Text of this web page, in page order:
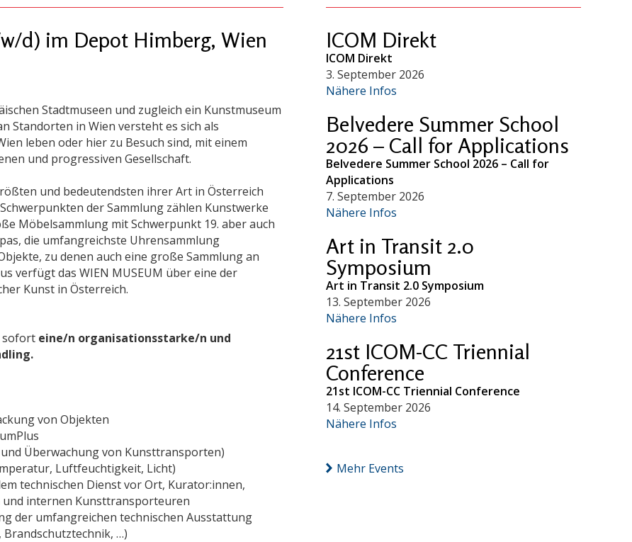
d) im Depot Himberg, Wien
Stadtmuseen und zugleich ein Kunstmuseum
Standorten in Wien versteht es sich als
leben oder hier zu Besuch sind, mit einem
und progressiven Gesellschaft.
und bedeutendsten ihrer Art in Österreich
der Sammlung zählen Kunstwerke
Möbelsammlung mit Schwerpunkt 19. aber auch
die umfangreichste Uhrensammlung
zu denen auch eine große Sammlung an
verfügt das WIEN MUSEUM über eine der
Kunst in Österreich.
sofort eine/n organisationsstarke/n und
von Objekten
Überwachung von Kunsttransporten)
Luftfeuchtigkeit, Licht)
technischen Dienst vor Ort, Kurator:innen,
und internen Kunsttransporteuren
der umfangreichen technischen Ausstattung
Brandschutztechnik, …)
ICOM Direkt
ICOM Direkt
3. September 2026
Nähere Infos
Belvedere Summer School
2026 – Call for Applications
Belvedere Summer School 2026 – Call for
Applications
7. September 2026
Nähere Infos
Art in Transit 2.0
Symposium
Art in Transit 2.0 Symposium
13. September 2026
Nähere Infos
21st ICOM-CC Triennial
Conference
21st ICOM-CC Triennial Conference
14. September 2026
Nähere Infos
Mehr Events